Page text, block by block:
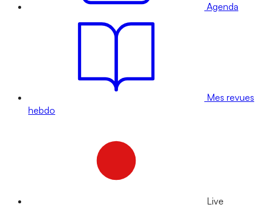
Agenda
Mes revues
hebdo
Live